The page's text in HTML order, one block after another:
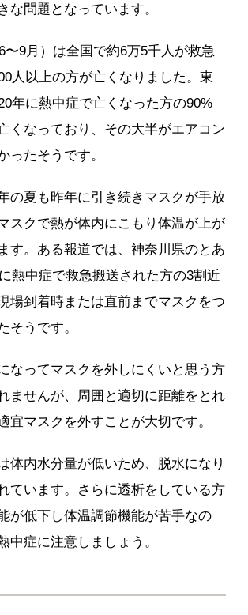
な問題となっています。
〜9月）は全国で約6万5千人が救急
人以上の方が亡くなりました。東
年に熱中症で亡くなった方の90%
くなっており、その大半がエアコン
ったそうです。
の夏も昨年に引き続きマスクが手放
スクで熱が体内にこもり体温が上が
す。ある報道では、神奈川県のとあ
熱中症で救急搬送された方の3割近
場到着時または直前までマスクをつ
そうです。
なってマスクを外しにくいと思う方
ませんが、周囲と適切に距離をとれ
宜マスクを外すことが大切です。
体内水分量が低いため、脱水になり
ています。さらに透析をしている方
が低下し体温調節機能が苦手なの
中症に注意しましょう。